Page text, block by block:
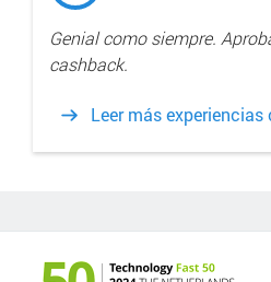
Genial como siempre.
cashback.
Leer más